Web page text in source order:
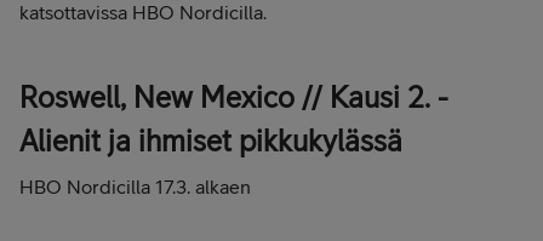
katsottavissa HBO Nordicilla.
Roswell, New Mexico // Kausi 2. -
Alienit ja ihmiset pikkukylässä
HBO Nordicilla 17.3. alkaen